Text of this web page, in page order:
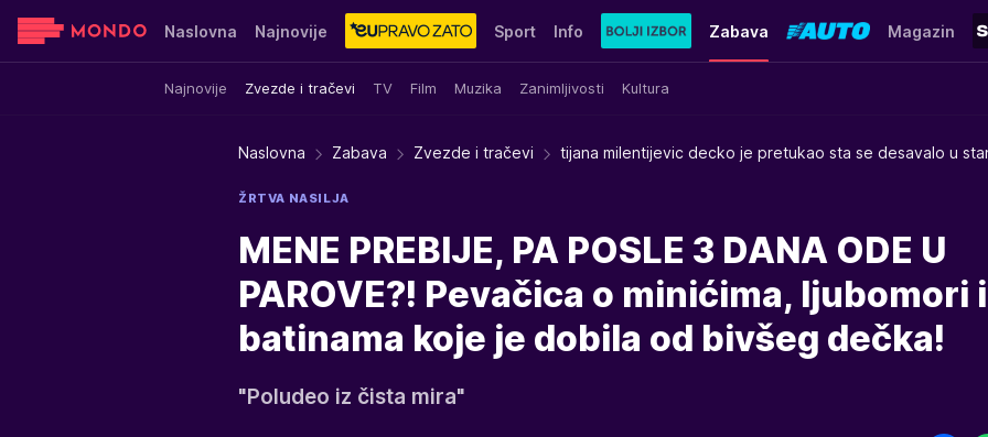
Naslovna Najnovije Sport Info Zabava
Najnovije Zvezde i tračevi TV Film Muzika Zanimljivosti Kultura
Magazin
Sensa Stvar ukusa Yumama
Naslovna Zabava Zvezde i tračevi tijana milentijevic decko je pretukao sta se desavalo u
ŽRTVA NASILJA
MENE PREBIJE, PA POSLE 3 DANA ODE U
PAROVE?! Pevačica o minićima, ljubomori i
batinama koje je dobila od bivšeg dečka!
"Poludeo iz čista mira"